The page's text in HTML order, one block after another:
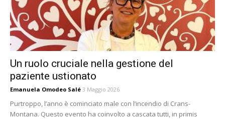
Un ruolo cruciale nella gestione del
paziente ustionato
Emanuela Omodeo Salé 3 Maggio 2026
Purtroppo, l’anno è cominciato male con l’incendio di Crans-
Montana. Questo evento ha coinvolto a cascata tutti, in primis